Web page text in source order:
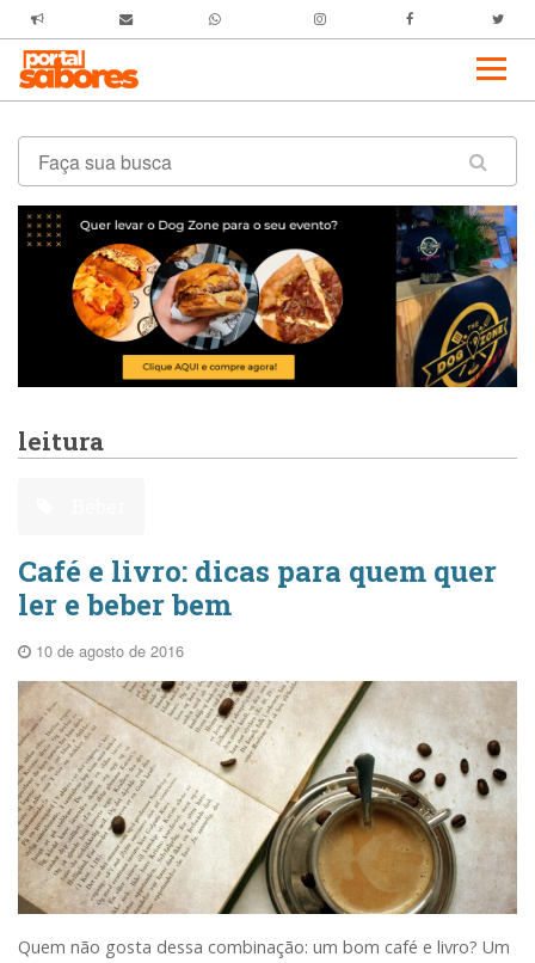
leitura
Café e livro: dicas para quem quer
ler e beber bem
10 de agosto de 2016
Quem não gosta dessa combinação: um bom café e livro? Um